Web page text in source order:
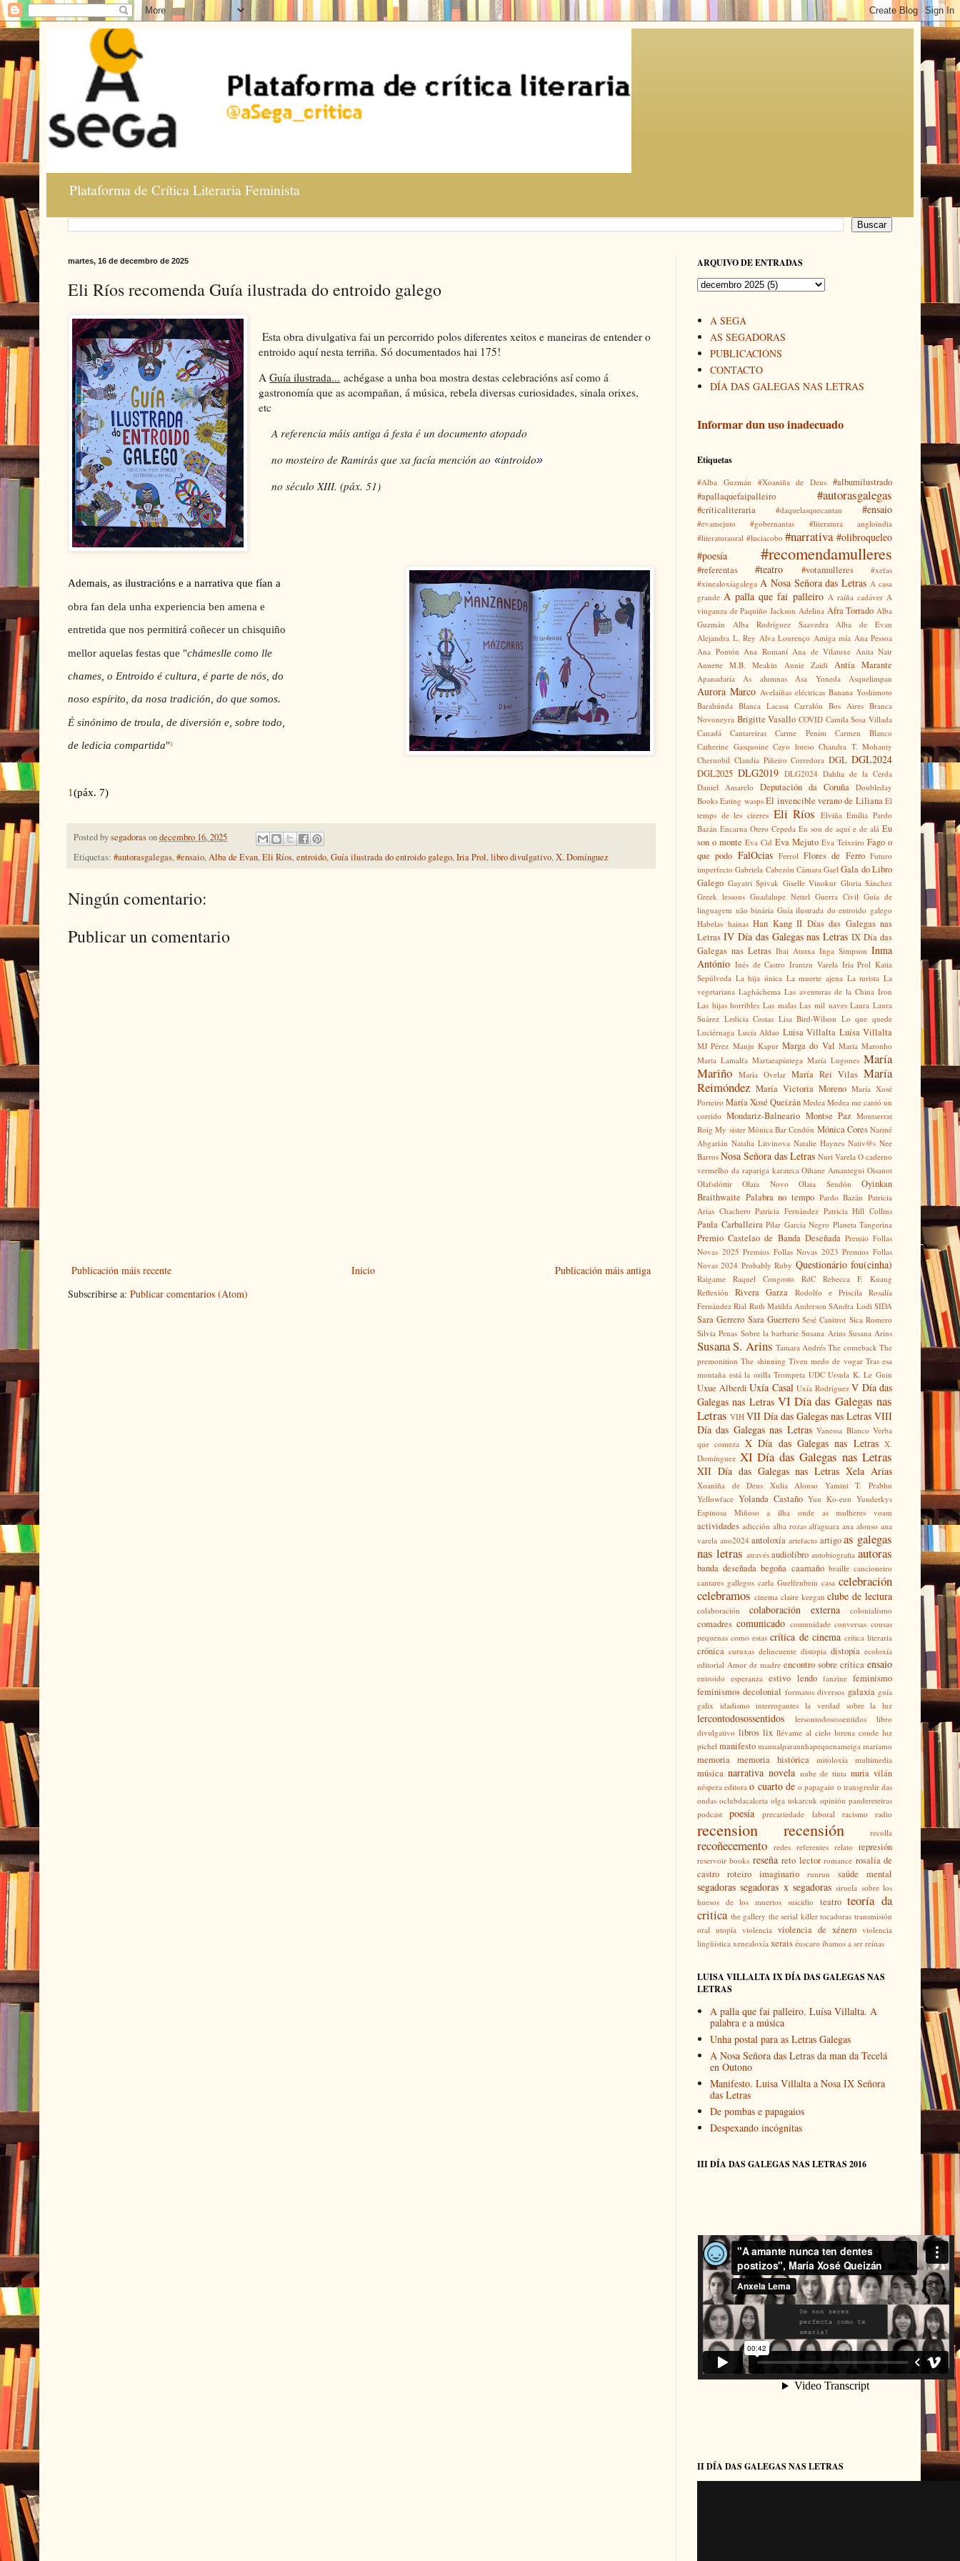
Plataforma de Crítica Literaria Feminista
martes, 16 de decembro de 2025
Eli Ríos recomenda Guía ilustrada do entroido galego
Esta obra divulgativa fai un percorrido polos diferentes xeitos e maneiras de entender o
entroido aquí nesta terriña. Só documentados hai 175!
AGuía ilustrada... achégase a unha boa mostra destas celebracións así como á
gastronomía que as acompañan, á música, rebela diversas curiosidades, sinala orixes,
etc
A referencia máis antiga á festa é un documento atopado
no mosteiro de Ramirás que xa facía mención ao«introido»
no século XIII. (páx. 51)
Ademais, as ilustracións e a narrativa que fían a
obra fan dela unha experiencia ben amena e
entretida que nos permitirá coñecer un chisquiño
mellor aquelas festas que "chámeslle como lle
chames, o Entroido é cultura, é parte de nós, do
noso espírito, da nosa tradición, do que somos.
É sinónimo de troula, de diversión e, sobre todo,
de ledicia compartida"1
1(páx. 7)
Posted bysegadorasondecembro 16, 2025
Etiquetas: #autorasgalegas,#ensaio,Alba de Evan,Eli Ríos,entroido,Guía ilustrada do entroido galego,Iria Prol,libro divulgativo,X. Domínguez
Ningún comentario:
Publicar un comentario
Publicación máis recente Publicación máis antiga
Inicio
Subscribirse a: Publicar comentarios (Atom)
ARQUIVO DE ENTRADAS
A SEGA
AS SEGADORAS
PUBLICACIÓNS
CONTACTO
DÍA DAS GALEGAS NAS LETRAS
Informar dun uso inadecuado
Etiquetas
#Alba Guzmán #Xoaniña de Deus
#albumilustrado
#apallaquefaipalleiro
#autorasgalegas
#críticaliteraria #daquelasquecantan #ensaio
#evamejuto #gobernantas
#literatura angloindia
#literaturaoral #luciacobo #narrativa #olibroqueleo
#poesía
#recomendamulleres
#referentas #teatro #votamulleres
#xefas
#xinealoxíagalega A Nosa Señora das Letras A casa
grande A palla que fai palleiro A raíña cadáver A
vinganza de Paquiño Jackson Adelina Afra Torrado Alba
Guzmán
Alba Rodríguez Saavedra
Alba de Evan
Alejandra L. Rey Alva Lourenço Amiga mía Ana Pessoa
Ana Pontón Ana Romaní Ana de Vilatuxe Anita Nair
Annette M.B. Meakin
Annie Zaidi Antía Marante
Apanadaría As alumnas Asa Yoneda Asquelimpan
Aurora Marco Avelaíñas eléctricas Banana Yoshimoto
Barahúnda Blanca Lacasa Carralón Bos Aires Branca
Novoneyra Brigitte Vasallo COVID Camila Sosa Villada
Canadá
Cantareiras Carme Penim
Carmen Blanco
Catherine Gasquoine Cayo hueso Chandra T. Mohanty
Chernobil Claudia Piñeiro Corredora DGL DGL2024
DGL2025 DLG2019 DLG2024 Dahlia de la Cerda
Daniel Amarelo Deputación da Coruña Doubleday
Books Eating wasps El invencible verano de Liliana El
temps de les cireres Eli Ríos Elviña Emilia Pardo
Bazán Encarna Otero Cepeda Eu son de aquí e de alá Eu
son o monte Eva Cid Eva Mejuto Eva Teixeiro Fago o
que podo FalOcias Ferrol Flores de Ferro Futuro
imperfecto Gabriela Cabezón Cámara Gael Gala do Libro
Galego Gayatri Spivak Giselle Vinokur Gloria Sánchez
Greek lessons Guadalupe Nettel Guerra Civil Guia de
linguagem não binária Guía ilustrada do entroido galego
Habelas hainas Han Kang II Días das Galegas nas
Letras IV Día das Galegas nas Letras IX Día das
Galegas nas Letras Ibai Atutxa Inga Simpson Inma
António Inés de Castro Irantzu Varela Iria Prol Katia
Sepúlveda La hija única La muerte ajena La turista La
vegetariana Lagháchema Las aventuras de la China Iron
Las hijas horribles Las malas Las mil naves Laura Laura
Suárez Ledicia Costas Lisa Bird-Wilson Lo que quede
Luciérnaga Lucía Aldao Luisa Villalta Luísa Villalta
MJ Pérez Manju Kapur Marga do Val Maria Maronho
Marta Lamalfa Martaeapíntega María Lugones María
Mariño María Ovelar María Rei Vilas María
Reimóndez María Victoria Moreno María Xosé
Porteiro María Xosé Queizán Medea Medea me cantó un
corrido Mondariz-Balneario Montse Paz Montserrat
Roig My sister Mónica Bar Cendón Mónica Cores Nariné
Abgarián Natalia Litvinova Natalie Haynes Nativ@s Nee
Barros Nosa Señora das Letras Nuri Varela O caderno
vermelho da rapariga karateca Oihane Amantegui Oisanot
Olafsdóttir
Olaia Novo Olaia Sendón
Oyinkan
Braithwaite Palabra no tempo Pardo Bazán Patricia
Arias Chachero Patricia Fernández Patricia Hill Collins
Paula Carballeira Pilar García Negro Planeta Tangerina
Premio Castelao de Banda Deseñada Premio Follas
Novas 2025 Premios Follas Novas 2023 Premios Follas
Novas 2024 Probably Ruby Questionário fou(cinha)
Raigame Raquel Congosto RdC
Rebecca F. Kuang
Reflexión
Rivera Garza Rodolfo e Priscila
Rosalía
Fernández Rial Ruth Matilda Anderson SAndra Lodi SIDA
Sara Gerrero Sara Guerrero Sesé Canitrot Sica Romero
Silvia Penas Sobre la barbarie Susana Arins Susana Aríns
Susana S. Arins Tamara Andrés The comeback The
premonition The shinning Tiven medo de vogar Tras esa
montaña está la orilla Trompeta UDC Ursula K. Le Guin
Uxue Alberdi Uxía Casal Uxía Rodríguez V Día das
Galegas nas Letras VI Día das Galegas nas
Letras VIH VII Día das Galegas nas Letras VIII
Día das Galegas nas Letras Vanessa Blanco Verba
que comeza X Día das Galegas nas Letras X.
Domínguez XI Día das Galegas nas Letras
XII Día das Galegas nas Letras Xela Arias
Xoaniña de Deus Xulia Alonso
Yamini T. Prabhu
Yellowface Yolanda Castaño Yun Ko-eun Yunderkys
Espinosa Miñoso
a ilha onde as mulheres voam
actividades adicción alba rozas alfaguara ana alonso ana
varela ano2024 antoloxía artefacto artigo as galegas
nas letras através audiolibro autobiografia autoras
banda deseñada begoña caamaño braille cancioneiro
cantares gallegos carla Guelfenbein casa celebración
celebramos cinema claire keegan clube de lectura
colaboración colaboración externa colonialismo
comadres comunicado comunidade conversas cousas
pequenas como estas crítica de cinema crítica literaria
crónica curuxas delincuente distopia distopía ecoloxía
editorial Amor de madre encontro sobre crítica ensaio
entroido esperanza estivo lendo fanzine feminismo
feminismos decolonial formatos diversos galaxia guía
galix
idadismo interrogantes la verdad sobre la luz
lercontodosossentidos lersontodosossentidos
libro
divulgativo libros lix llévame al cielo lorena conde luz
pichel manifesto manualparaunhapequenameiga mariamo
memoria memoria histórica mitoloxía multimedia
música narrativa novela nube de tinta nuria vilán
néspera editora o cuarto de o papagaio o transgredir das
ondas oclubdacalceta olga tokarcuk opinión pandereteiras
podcast
poesía precariedade laboral racismo radio
recension recensión recolla
recoñecemento redes referentes relato represión
reservoir books reseña reto lector romance rosalía de
castro
roteiro imaginario runrun saúde mental
segadoras segadoras x segadoras siruela sobre los
huesos de los muertos suicidio teatro teoría da
critica the gallery the serial killer tocadoras transmisión
oral utopía violencia violencia de xénero violencia
lingüística xenealoxía xerais éuscaro íbamos a ser reínas
LUISA VILLALTA IX DÍA DAS GALEGAS NAS
LETRAS
A palla que fai palleiro. Luísa Villalta. A
palabra e a música
Unha postal para as Letras Galegas
A Nosa Señora das Letras da man da Tecelá
en Outono
Manifesto. Luisa Villalta a Nosa IX Señora
das Letras
De pombas e papagaios
Despexando incógnitas
III DÍA DAS GALEGAS NAS LETRAS 2016
II DÍA DAS GALEGAS NAS LETRAS